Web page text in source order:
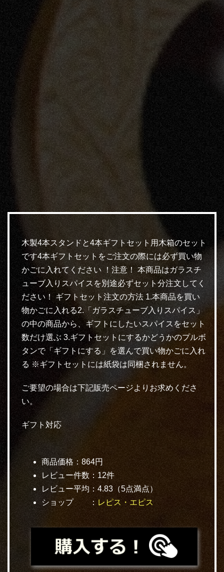
木製4本スタンドと4本ギフトセット用木箱のセット
です4本ギフトセットをご注文の際には必ず買い物
かごに入れてください ！注意！ 本商品はガラスチ
ューブ入りスパイスを別途必ずセット分注文してく
ださい！ ギフトセット注文の方法 1.本商品を買い
物かごに入れる2.「ガラスチューブ入りスパイス」
の中の商品から、ギフトにしたいスパイスをセット
数だけ選ぶ 3.ギフトセットにするかどうかのプルボ
タンで「ギフトにする」を選んで買い物かごに入れ
る ※ギフトセットには紙袋は同梱されません。
ご要望の場合は下記販売ページよりお求めくださ
い。
ギフト対応
商品価格：864円
レビュー件数：12件
レビュー平均：4.83（5点満点）
ショップ ： レピス・エピス